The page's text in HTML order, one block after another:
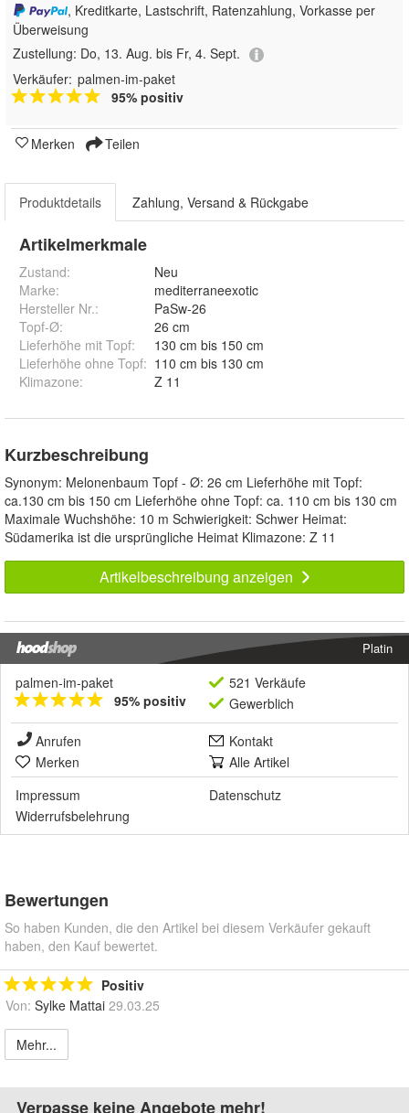
, Kreditkarte, Lastschrift, Ratenzahlung, Vorkasse per
Überweisung
Zustellung: Do, 13. Aug. bis Fr, 4. Sept.
Verkäufer: palmen-im-paket
95% positiv
Merken Teilen
Produktdetails Zahlung, Versand & Rückgabe
Artikelmerkmale
Zustand:
Neu
Marke:
mediterraneexotic
Hersteller Nr.:
PaSw-26
Topf-Ø:
26 cm
Lieferhöhe mit Topf:
130 cm bis 150 cm
Lieferhöhe ohne Topf: 110 cm bis 130 cm
Klimazone: Z 11
Kurzbeschreibung
Synonym: Melonenbaum Topf - Ø: 26 cm Lieferhöhe mit Topf:
ca.130 cm bis 150 cm Lieferhöhe ohne Topf: ca. 110 cm bis 130 cm
Maximale Wuchshöhe: 10 m Schwierigkeit: Schwer Heimat:
Südamerika ist die ursprüngliche Heimat Klimazone: Z 11
Artikelbeschreibung anzeigen
Platin
palmen-im-paket
95% positiv
521 Verkäufe
Gewerblich
Anrufen
Kontakt
Merken
Alle Artikel
Impressum
Datenschutz
Widerrufsbelehrung
Bewertungen
So haben Kunden, die den Artikel bei diesem Verkäufer gekauft
haben, den Kauf bewertet.
Positiv
Von: Sylke Mattai 29.03.25
Mehr...
Verpasse keine Angebote mehr!